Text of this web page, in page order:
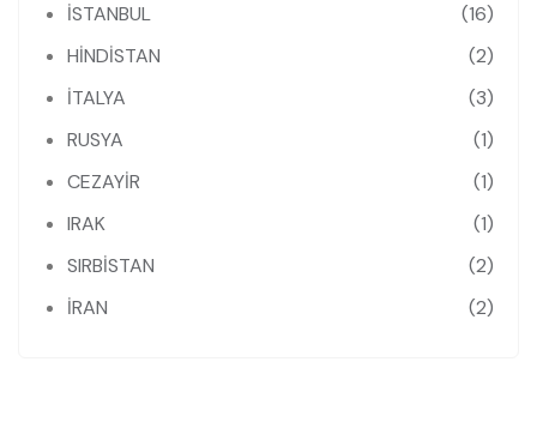
İSTANBUL
(16)
HİNDİSTAN
(2)
İTALYA
(3)
RUSYA
(1)
CEZAYİR
(1)
IRAK
(1)
SIRBİSTAN
(2)
İRAN
(2)